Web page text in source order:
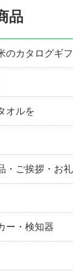
品
のカタログギフ
オルを
ご挨拶・お礼
ー・検知器